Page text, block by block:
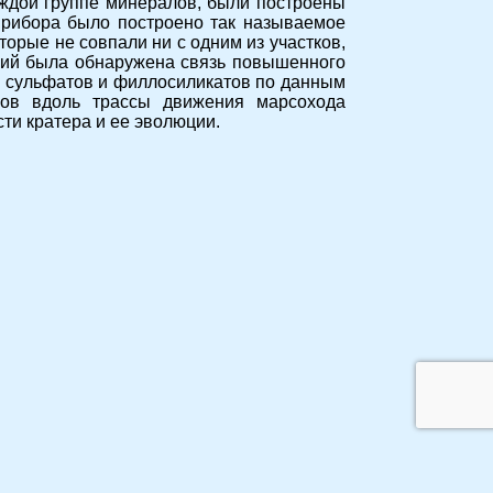
было построено так называемое
не совпали ни с одним из участков,
была обнаружена связь повышенного
и филлосиликатов по данным
вдоль трассы движения марсохода
кратера и ее эволюции.